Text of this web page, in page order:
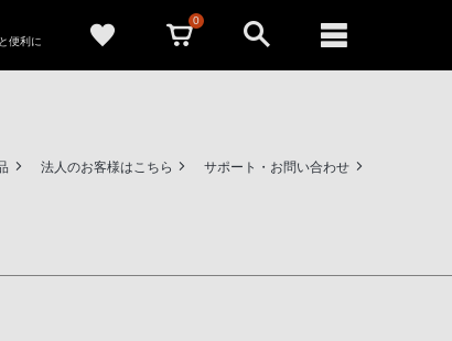
便利に
0
法人のお客様はこちら サポート・お問い合わせ